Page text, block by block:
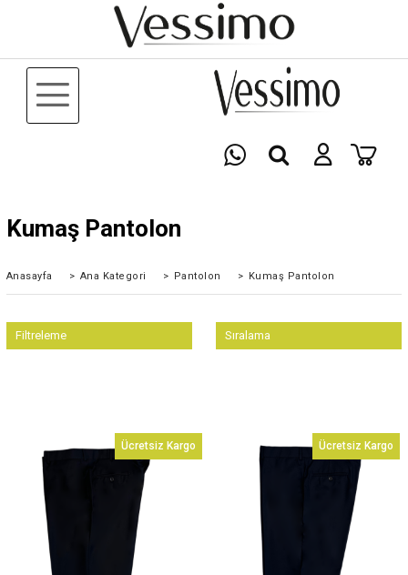
Kumaş Pantolon
Anasayfa > Ana Kategori > Pantolon > Kumaş Pantolon
Filtreleme Sıralama
Ücretsiz Kargo Ücretsiz Kargo